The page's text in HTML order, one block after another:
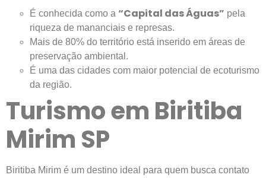
É conhecida como a “Capital das Águas” pela
riqueza de mananciais e represas.
Mais de 80% do território está inserido em áreas de
preservação ambiental.
É uma das cidades com maior potencial de ecoturismo
da região.
Turismo em Biritiba
Mirim SP
Biritiba Mirim é um destino ideal para quem busca contato